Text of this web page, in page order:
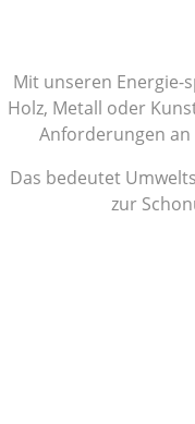
Mit unseren Energie-
Holz, Metall oder
Anforderungen
Das bedeutet
zur